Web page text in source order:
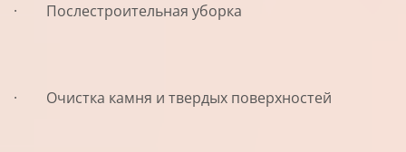
· Послестроительная уборка
· Очистка камня и твердых поверхностей